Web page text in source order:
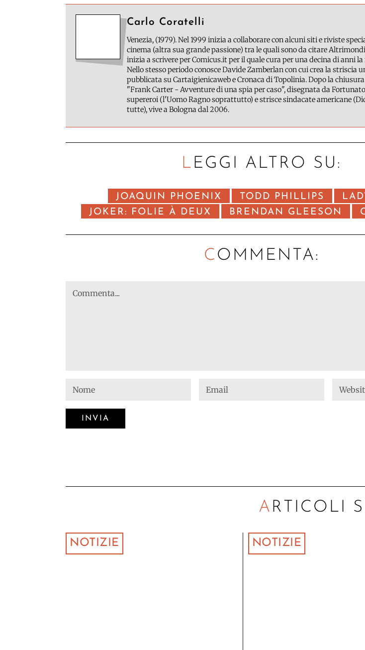
Carlo Coratelli
Venezia, (1979). Nel 1999 inizia a collaborare con alcuni siti e riviste
cinema (altra sua grande passione) tra le quali sono da citare
inizia a scrivere per Comicus.it per il quale cura per una decina di anni
Nello stesso periodo conosce Davide Zamberlan con cui crea la striscia
pubblicata su Cartaigienicaweb e Cronaca di Topolinia. Dopo la
"Frank Carter - Avventure di una spia per caso", disegnata da
supereroi (l'Uomo Ragno soprattutto) e strisce sindacate americane
tutte), vive a Bologna dal 2006.
LEGGI ALTRO SU:
JOAQUIN PHOENIX TODD PHILLIPS
JOKER: FOLIE À DEUX
BRENDAN GLEESON
C OMMENTA:
ARTICOLI
NOTIZIE NOTIZIE